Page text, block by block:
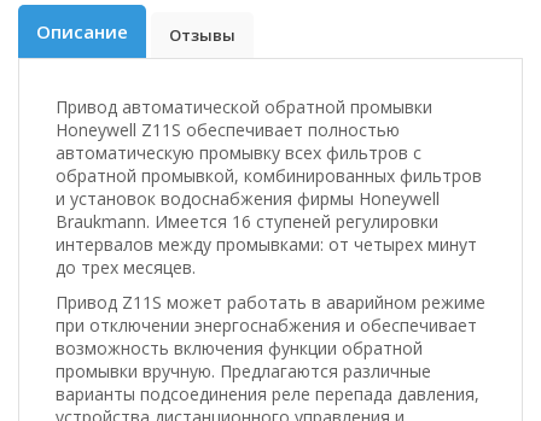
Описание Отзывы
Привод автоматической обратной промывки
Honeywell Z11S обеспечивает полностью
автоматическую промывку всех фильтров с
обратной промывкой, комбинированных фильтров
и установок водоснабжения фирмы Honeywell
Braukmann. Имеется 16 ступеней регулировки
интервалов между промывками: от четырех минут
до трех месяцев.
Привод Z11S может работать в аварийном режиме
при отключении энергоснабжения и обеспечивает
возможность включения функции обратной
промывки вручную. Предлагаются различные
варианты подсоединения реле перепада давления,